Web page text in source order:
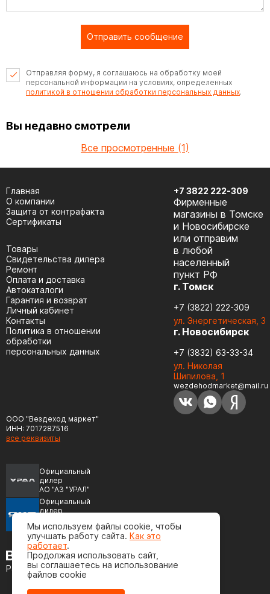
Отправить сообщение
Отправляя форму, я соглашаюсь на обработку моей
персональной информации на условиях, определенных
политикой в отношении обработки персональных данных.
Вы недавно смотрели
Все просмотренные (1)
ООО "Вездеход маркет"
ИНН: 7017287516
все реквизиты
Официальный
дилер
АО "АЗ "УРАЛ"
Официальный
дилер
(ЯМЗ)
Разработка сайта
Главная
О компании
Защита от контрафакта
Сертификаты
Товары
Cвидетельства дилера
Ремонт
Оплата и доставка
Автокаталоги
Гарантия и возврат
Личный кабинет
Контакты
Политика в отношении
обработки
персональных данных
+7 3822 222-309
Фирменные
магазины в Томске
и Новосибирске
или отправим
в любой
населенный
пункт РФ
г. Томск
+7 (3822) 222-309
ул. Энергетическая, 3
г. Новосибирск
+7 (3832) 63-33-34
ул. Николая
Шипилова, 1
wezdehodmarket@mail.ru
Мы используем файлы cookie, чтобы
улучшать работу сайта. Как это
работает.
Продолжая использовать сайт,
вы соглашаетесь на использование
файлов cookie